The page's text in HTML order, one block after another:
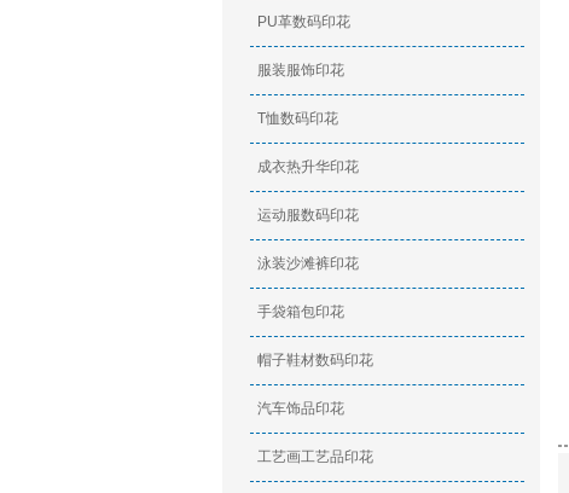
PU革数码印花
服装服饰印花
T恤数码印花
成衣热升华印花
运动服数码印花
泳装沙滩裤印花
手袋箱包印花
帽子鞋材数码印花
汽车饰品印花
工艺画工艺品印花